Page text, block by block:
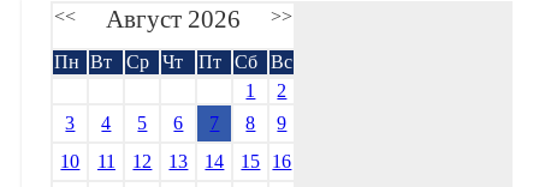
<< Август 2026 >>
Пн Вт Ср Чт Пт Сб
Вс
1
2
3
4 5 6 7 8
9
10
11 12 13 14 15
16